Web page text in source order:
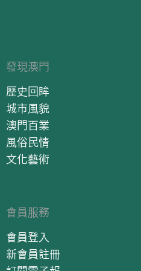
發現澳門
歷史回眸
城市風貌
澳門百業
風俗民情
文化藝術
會員服務
會員登入
新會員註冊